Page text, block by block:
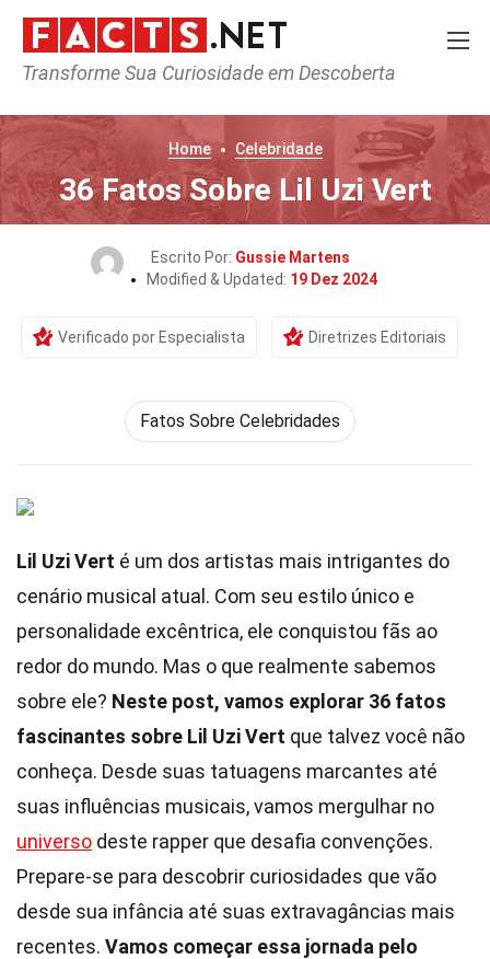
Transforme Sua Curiosidade em Descoberta
Home Celebridade
36 Fatos Sobre Lil Uzi Vert
Escrito Por: Gussie Martens
Modified & Updated: 19 Dez 2024
Verificado por Especialista Diretrizes Editoriais
Fatos Sobre Celebridades
Lil Uzi Vert é um dos artistas mais intrigantes do
cenário musical atual. Com seu estilo único e
personalidade excêntrica, ele conquistou fãs ao
redor do mundo. Mas o que realmente sabemos
sobre ele? Neste post, vamos explorar 36 fatos
fascinantes sobre Lil Uzi Vert que talvez você não
conheça. Desde suas tatuagens marcantes até
suas influências musicais, vamos mergulhar no
universo deste rapper que desafia convenções.
Prepare-se para descobrir curiosidades que vão
desde sua infância até suas extravagâncias mais
recentes. Vamos começar essa jornada pelo